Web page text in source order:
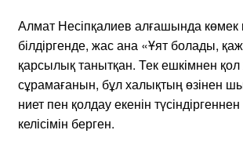
Алмат Несіпқалиев алғашында көмек
білдіргенде, жас ана «Ұят болады,
қарсылық танытқан. Тек ешкімнен
сұрамағанын, бұл халықтың өзінен
ниет пен қолдау екенін түсіндіргеннен
келісімін берген.